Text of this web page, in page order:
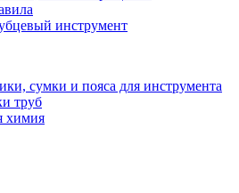
инструмент
сумки и пояса для инструмента
труб
химия